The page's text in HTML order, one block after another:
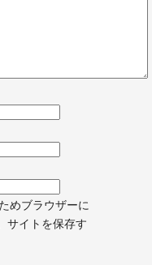
めブラウザーに
サイトを保存す